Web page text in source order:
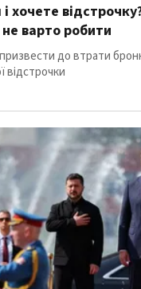
хочете
варто робити
до втрати
відстрочки